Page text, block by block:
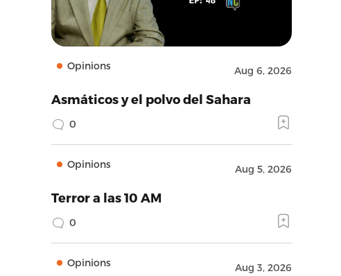
Opinions Aug 6, 2026
Asmáticos y el polvo del Sahara
0
Opinions Aug 5, 2026
Terror a las 10 AM
0
Opinions Aug 3, 2026